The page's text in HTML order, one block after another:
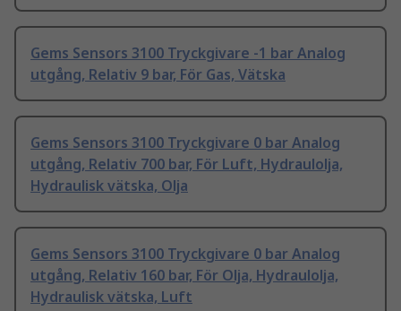
Gems Sensors 3100 Tryckgivare -1 bar Analog
utgång, Relativ 9 bar, För Gas, Vätska
Gems Sensors 3100 Tryckgivare 0 bar Analog
utgång, Relativ 700 bar, För Luft, Hydraulolja,
Hydraulisk vätska, Olja
Gems Sensors 3100 Tryckgivare 0 bar Analog
utgång, Relativ 160 bar, För Olja, Hydraulolja,
Hydraulisk vätska, Luft